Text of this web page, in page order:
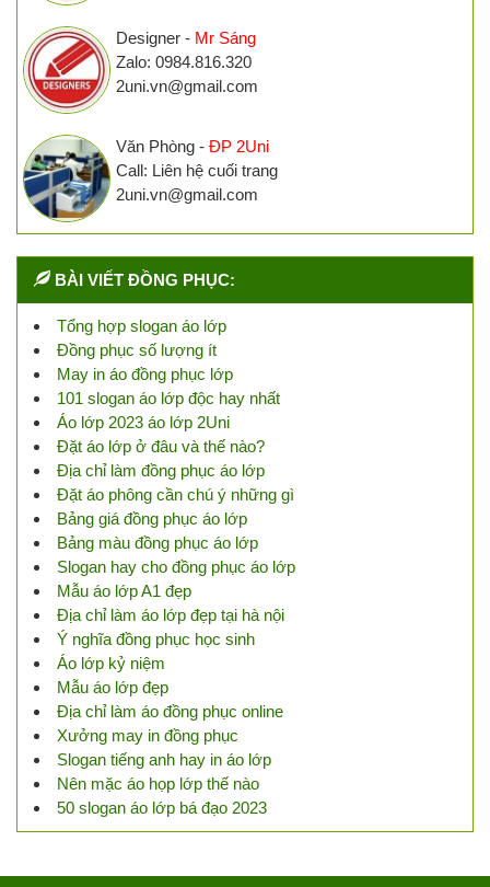
Designer - Mr Sáng
Zalo: 0984.816.320
2uni.vn@gmail.com
Văn Phòng - ĐP 2Uni
Call: Liên hệ cuối trang
2uni.vn@gmail.com
BÀI VIẾT ĐỒNG PHỤC:
Tổng hợp slogan áo lớp
Đồng phục số lượng ít
May in áo đồng phục lớp
101 slogan áo lớp độc hay nhất
Áo lớp 2023 áo lớp 2Uni
Đặt áo lớp ở đâu và thế nào?
Địa chỉ làm đồng phục áo lớp
Đặt áo phông cần chú ý những gì
Bảng giá đồng phục áo lớp
Bảng màu đồng phục áo lớp
Slogan hay cho đồng phục áo lớp
Mẫu áo lớp A1 đẹp
Địa chỉ làm áo lớp đẹp tại hà nội
Ý nghĩa đồng phục học sinh
Áo lớp kỷ niệm
Mẫu áo lớp đẹp
Địa chỉ làm áo đồng phục online
Xưởng may in đồng phục
Slogan tiếng anh hay in áo lớp
Nên mặc áo họp lớp thế nào
50 slogan áo lớp bá đạo 2023